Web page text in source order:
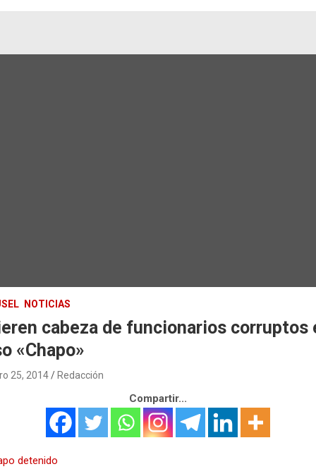
NOTICIAS
cabeza de funcionarios corruptos
«Chapo»
25, 2014 Redacción
Compartir...